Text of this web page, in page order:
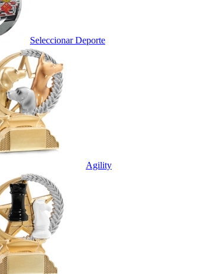
Seleccionar Deporte
Agility